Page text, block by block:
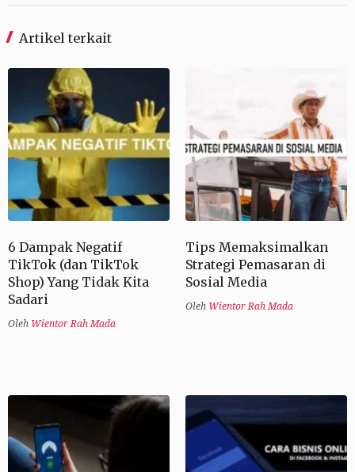
Artikel terkait
6 Dampak Negatif
TikTok (dan TikTok
Shop) Yang Tidak Kita
Sadari
Oleh Wientor Rah Mada
Tips Memaksimalkan
Strategi Pemasaran di
Sosial Media
Oleh Wientor Rah Mada